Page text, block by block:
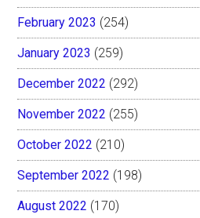
February 2023 (254)
January 2023 (259)
December 2022 (292)
November 2022 (255)
October 2022 (210)
September 2022 (198)
August 2022 (170)